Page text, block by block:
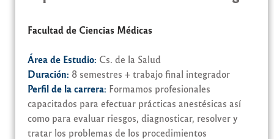
Facultad de Ciencias Médicas
Área de Estudio: Cs. de la Salud
Duración: 8 semestres + trabajo final integrador
Perfil de la carrera: Formamos profesionales
capacitados para efectuar prácticas anestésicas así
como para evaluar riesgos, diagnosticar, resolver y
tratar los problemas de los procedimientos